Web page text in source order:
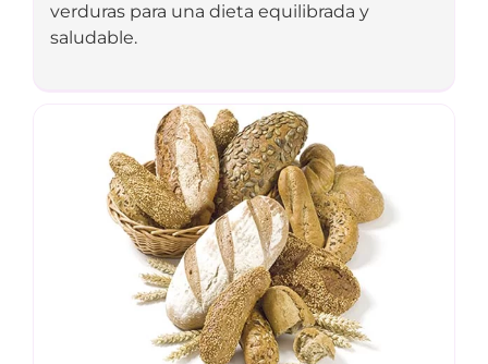
verduras para una dieta equilibrada y
saludable.